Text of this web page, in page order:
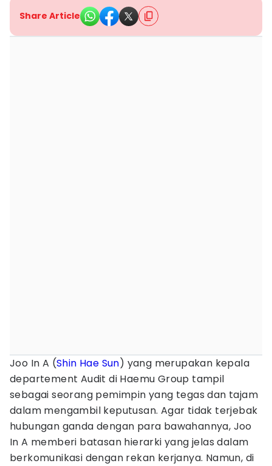
Share Article
Joo In A (Shin Hae Sun) yang merupakan kepala
departement Audit di Haemu Group tampil
sebagai seorang pemimpin yang tegas dan tajam
dalam mengambil keputusan. Agar tidak terjebak
hubungan ganda dengan para bawahannya, Joo
In A memberi batasan hierarki yang jelas dalam
berkomunikasi dengan rekan kerjanya. Namun, di